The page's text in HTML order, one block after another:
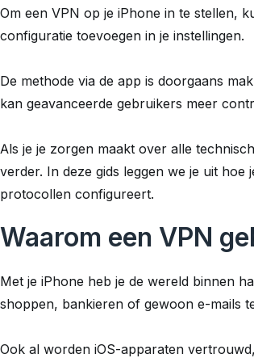
Om een VPN op je iPhone in te stellen,
configuratie toevoegen in je instellingen.
De methode via de app is doorgaans
kan geavanceerde gebruikers meer
Als je je zorgen maakt over alle
verder. In deze gids leggen we je uit hoe
protocollen configureert.
Waarom een VPN
Met je iPhone heb je de wereld binnen
shoppen, bankieren of gewoon e-mails
Ook al worden iOS-apparaten